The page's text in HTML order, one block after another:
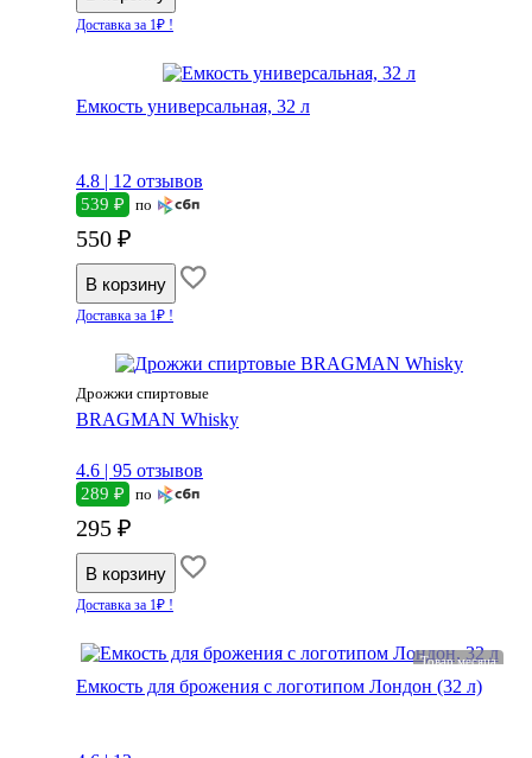
Доставка за 1₽ !
Емкость универсальная, 32 л
4.8 | 12 отзывов
539 ₽ по
550 ₽
Доставка за 1₽ !
Дрожжи спиртовые
BRAGMAN Whisky
4.6 | 95 отзывов
289 ₽ по
295 ₽
Доставка за 1₽ !
Товар месяца
Емкость для брожения с логотипом Лондон (32 л)